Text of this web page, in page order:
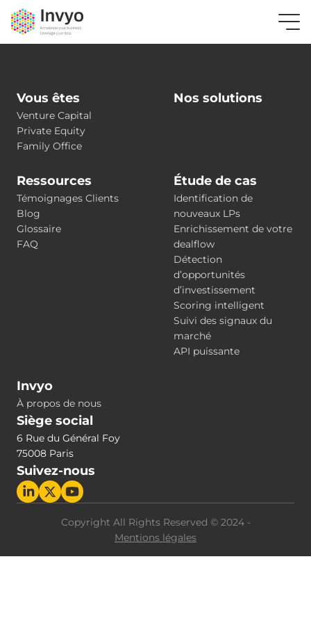
Vous êtes
Venture Capital
Private Equity
Family Office
Nos solutions
Ressources
Témoignages Clients
Blog
Glossaire
FAQ
Étude de cas
Identification de
nouveaux LPs
Enrichissement de votre
dealflow
Détection
d’opportunités
d’investissement
Scoring intelligent
Suivi des signaux du
marché
API puissante
Invyo
À propos de nous
Siège social
6 Rue du Général Foy
75008 Paris
Suivez-nous
Copyright All Rights Reserved © 2024 -
Mentions légales